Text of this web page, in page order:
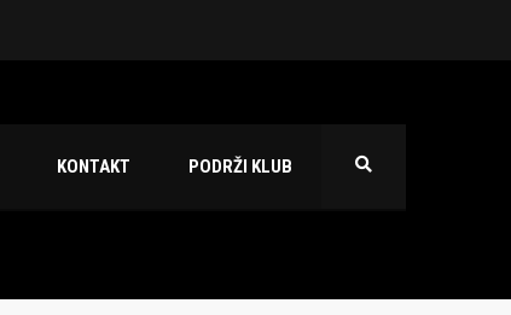
KONTAKT PODRŽI KLUB